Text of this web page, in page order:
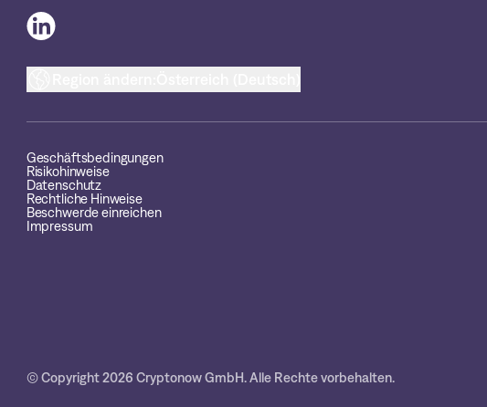
Geschäftsbedingungen
Risikohinweise
Datenschutz
Rechtliche Hinweise
Beschwerde einreichen
Impressum
© Copyright 2026 Cryptonow GmbH. Alle Rechte vorbehalten.